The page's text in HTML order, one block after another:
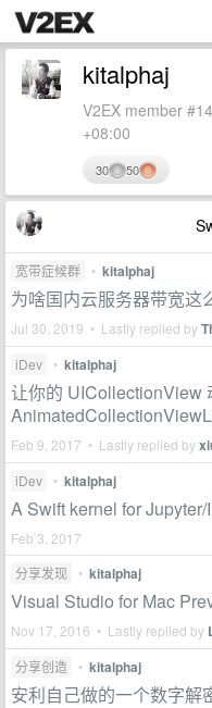
kitalphaj
V2EX member
+08:00
30 50
宽带症候群 • kitalphaj
为啥国内云服务器带宽这
Jul 30, 2019 • Lastly replied by
iDev • kitalphaj
让你的 UICollectionView
Feb 9, 2017 • Lastly replied by
iDev • kitalphaj
A Swift kernel for
Feb 3, 2017
分享发现
• kitalphaj
Visual Studio for Mac
Nov 17, 2016 • Lastly replied by
分享创造 • kitalphaj
安利自己做的一个数字解